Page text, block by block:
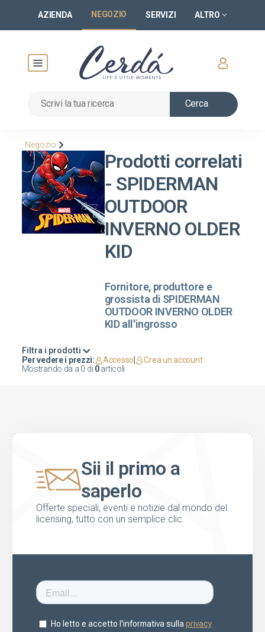
AZIENDA NEGOZIO SERVIZI ALTRO
Cerca
Negozio
Prodotti correlati
- SPIDERMAN
OUTDOOR
INVERNO OLDER
KID
Fornitore, produttore e
grossista di SPIDERMAN
OUTDOOR INVERNO OLDER
KID all'ingrosso
Filtra i prodotti
Mostrando da a 0 di 0articoli
Per vedere i prezzi: Accesso Crea un account
Sii il primo a
saperlo
Offerte speciali, eventi e notizie dal mondo del
licensing, tutto con un semplice clic.